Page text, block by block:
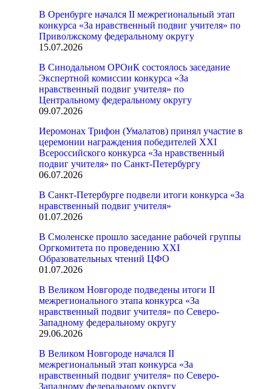
В Оренбурге начался II межрегиональный этап
конкурса «За нравственный подвиг учителя» по
Приволжскому федеральному округу
15.07.2026
В Синодальном ОРОиК состоялось заседание
Экспертной комиссии конкурса «За
нравственный подвиг учителя» по
Центральному федеральному округу
09.07.2026
Иеромонах Трифон (Умалатов) принял участие в
церемонии награждения победителей XXI
Всероссийского конкурса «За нравственный
подвиг учителя» по Санкт-Петербургу
06.07.2026
В Санкт-Петербурге подвели итоги конкурса «За
нравственный подвиг учителя»
01.07.2026
В Смоленске прошло заседание рабочей группы
Оргкомитета по проведению XXI
Образовательных чтений ЦФО
01.07.2026
В Великом Новгороде подведены итоги II
межрегионального этапа конкурса «За
нравственный подвиг учителя» по Северо-
Западному федеральному округу
29.06.2026
В Великом Новгороде начался II
межрегиональный этап конкурса «За
нравственный подвиг учителя» по Северо-
Западному федеральному округу